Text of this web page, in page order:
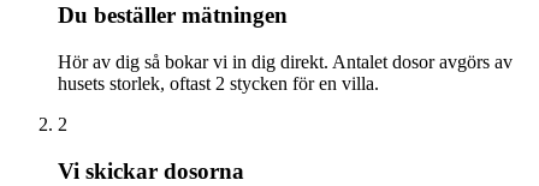
Du beställer mätningen
Hör av dig så bokar vi in dig direkt. Antalet dosor avgörs av
husets storlek, oftast 2 stycken för en villa.
2
Vi skickar dosorna